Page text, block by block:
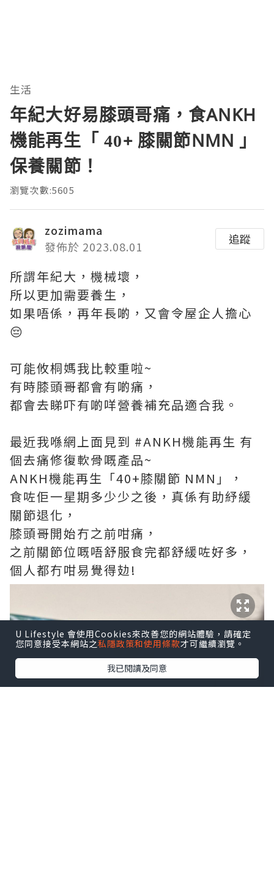
生活
年紀大好易膝頭哥痛，食ANKH
機能再生「 40+ 膝關節NMN 」
保養關節！
瀏覽次數:5605
zozimama
發佈於 2023.08.01
追蹤
所謂年紀大，機械壞，
所以更加需要養生，
如果唔係，再年長啲，又會令屋企人擔心
😔
可能攸桐媽我比較重啦~
有時膝頭哥都會有啲痛，
都會去睇吓有啲咩營養補充品適合我。
最近我喺網上面見到 #ANKH機能再生 有
個去痛修復軟骨嘅產品~
ANKH機能再生「40+膝關節 NMN」，
食咗佢一星期多少少之後，真係有助紓緩
關節退化，
膝頭哥開始冇之前咁痛，
之前關節位嘅唔舒服食完都舒緩咗好多，
個人都冇咁易覺得攰!
U Lifestyle 會使用Cookies來改善您的網站體驗，請確定
您同意接受本網站之私隱政策和使用條款才可繼續瀏覽。
我已閱讀及同意